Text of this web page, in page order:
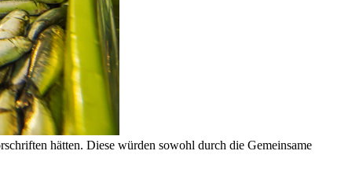
hätten. Diese würden sowohl durch die Gemeinsame